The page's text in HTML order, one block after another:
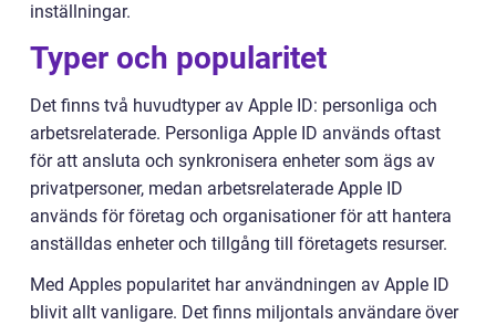
inställningar.
Typer och popularitet
Det finns två huvudtyper av Apple ID: personliga och
arbetsrelaterade. Personliga Apple ID används oftast
för att ansluta och synkronisera enheter som ägs av
privatpersoner, medan arbetsrelaterade Apple ID
används för företag och organisationer för att hantera
anställdas enheter och tillgång till företagets resurser.
Med Apples popularitet har användningen av Apple ID
blivit allt vanligare. Det finns miljontals användare över